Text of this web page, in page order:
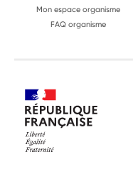
Mon espace organisme
FAQ organisme